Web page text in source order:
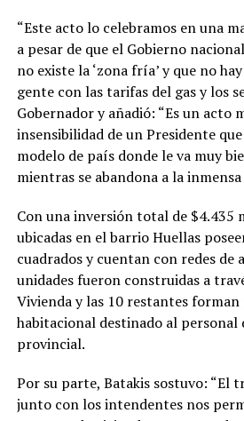
“Este acto lo celebramos en una
a pesar de que el Gobierno
no existe la ‘zona fría’ y que no
gente con las tarifas del gas y los
Gobernador y añadió: “Es un acto
insensibilidad de un Presidente
modelo de país donde le va muy
mientras se abandona a la
Con una inversión total de $4.435
ubicadas en el barrio Huellas
cuadrados y cuentan con redes de
unidades fueron construidas a
Vivienda y las 10 restantes
habitacional destinado al personal
provincial.
Por su parte, Batakis sostuvo: “El
junto con los intendentes nos